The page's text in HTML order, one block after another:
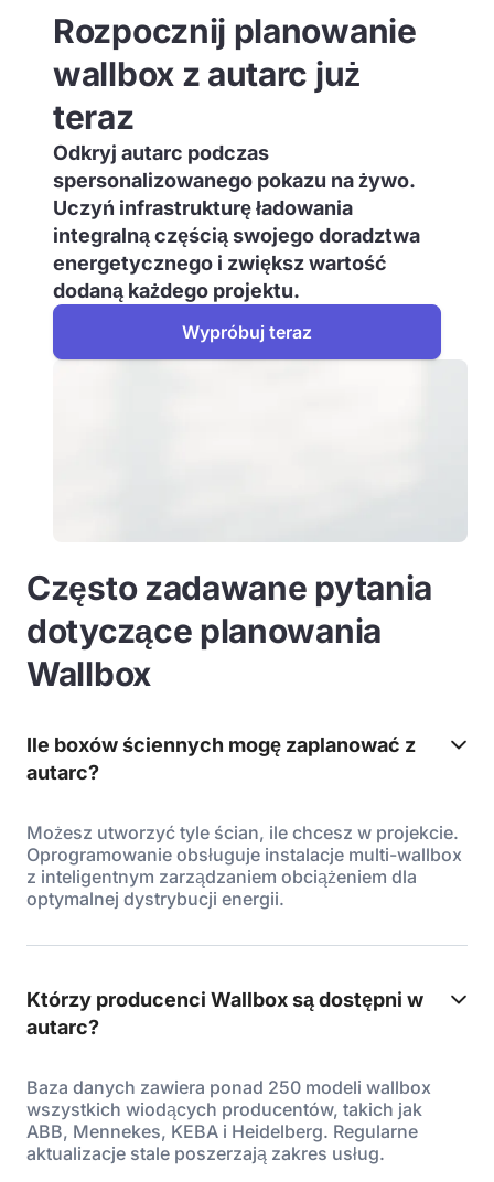
Rozpocznij planowanie
wallbox z autarc już
teraz
Odkryj autarc podczas
spersonalizowanego pokazu na żywo.
Uczyń infrastrukturę ładowania
integralną częścią swojego doradztwa
energetycznego i zwiększ wartość
dodaną każdego projektu.
Wypróbuj teraz
Często zadawane pytania
dotyczące planowania
Wallbox
Ile boxów ściennych mogę zaplanować z
autarc?
Możesz utworzyć tyle ścian, ile chcesz w projekcie.
Oprogramowanie obsługuje instalacje multi-wallbox
z inteligentnym zarządzaniem obciążeniem dla
optymalnej dystrybucji energii.
Którzy producenci Wallbox są dostępni w
autarc?
Baza danych zawiera ponad 250 modeli wallbox
wszystkich wiodących producentów, takich jak
ABB, Mennekes, KEBA i Heidelberg. Regularne
aktualizacje stale poszerzają zakres usług.